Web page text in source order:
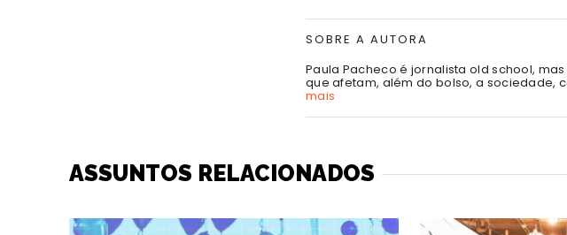
SOBRE A AUTORA
Paula Pacheco é jornalista old school,
que afetam, além do bolso, a sociedade,
mais
ASSUNTOS RELACIONADOS